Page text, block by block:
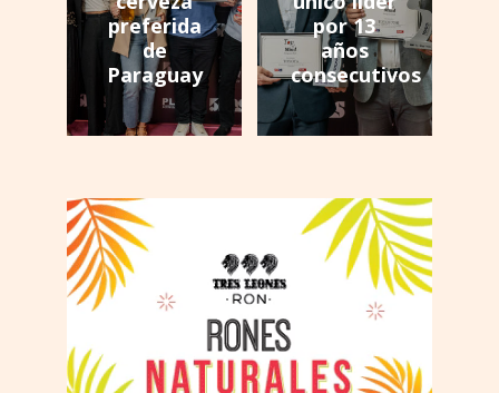
preferida
de
Paraguay
por 13
años
consecutivos